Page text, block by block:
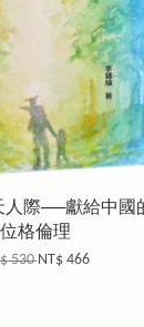
人際──獻給中國
位格倫理
530NT$ 466